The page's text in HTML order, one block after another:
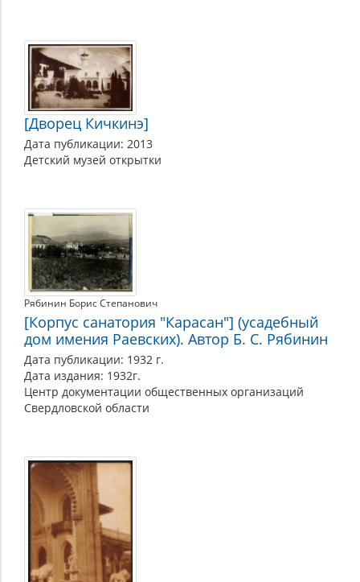
[Дворец Кичкинэ]
Дата публикации: 2013
Детский музей открытки
Рябинин Борис Степанович
[Корпус санатория "Карасан"] (усадебный
дом имения Раевских). Автор Б. С. Рябинин
Дата публикации: 1932 г.
Дата издания: 1932г.
Центр документации общественных организаций
Свердловской области